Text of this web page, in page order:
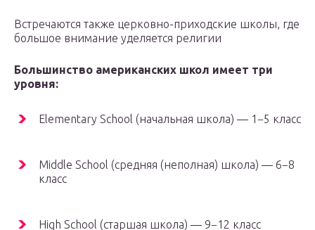
Встречаются также церковно-приходские школы, где
большое внимание уделяется религии
Большинство американских школ имеет три
уровня:
Elementary School (начальная школа) — 1−5 класс
Middle School (средняя (неполная) школа) — 6−8
класс
High School (старшая школа) — 9−12 класс